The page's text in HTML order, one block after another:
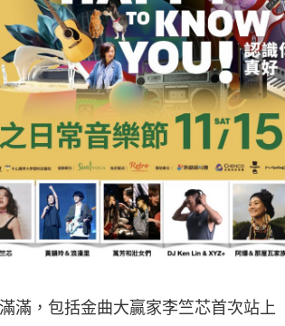
滿，包括金曲大贏家李竺芯首次站上